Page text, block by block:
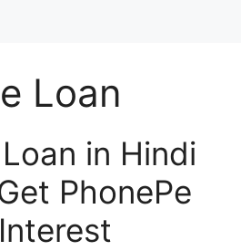
Loan
in Hindi
PhonePe